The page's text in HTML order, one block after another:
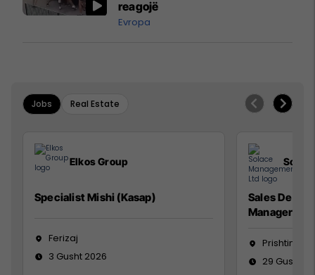
reagojë
Evropa
Jobs Real Estate
Elkos Group
Specialist Mishi (Kasap)
Ferizaj
3 Gusht 2026
Sales
Manager
Prishtinë
29 Gusht